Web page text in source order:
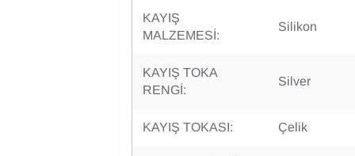
KAYIŞ
MALZEMESİ:
Silikon
KAYIŞ TOKA
RENGİ:
Silver
KAYIŞ TOKASI: Çelik